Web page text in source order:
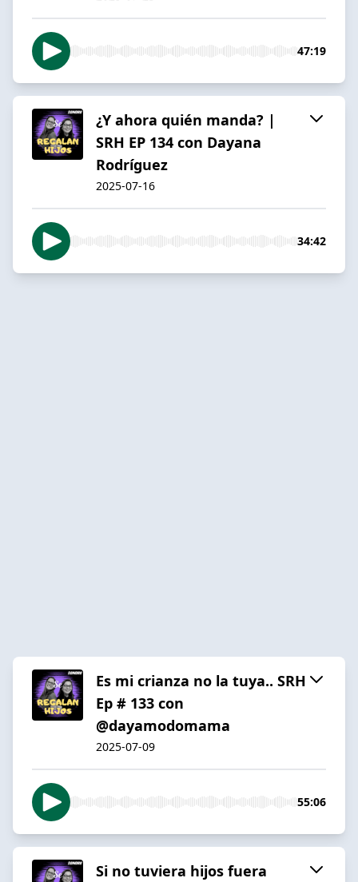
47:19
¿Y ahora quién manda? |
SRH EP 134 con Dayana
Rodríguez
2025-07-16
34:42
Es mi crianza no la tuya.. SRH
Ep # 133 con
@dayamodomama
2025-07-09
55:06
Si no tuviera hijos fuera